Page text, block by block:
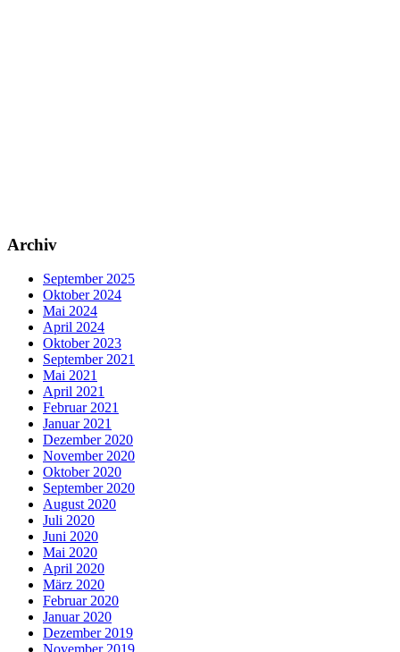
Archiv
September 2025
Oktober 2024
Mai 2024
April 2024
Oktober 2023
September 2021
Mai 2021
April 2021
Februar 2021
Januar 2021
Dezember 2020
November 2020
Oktober 2020
September 2020
August 2020
Juli 2020
Juni 2020
Mai 2020
April 2020
März 2020
Februar 2020
Januar 2020
Dezember 2019